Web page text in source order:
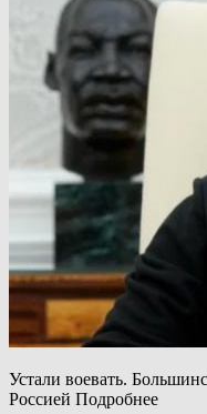
Устали воевать.
Россией Подробнее